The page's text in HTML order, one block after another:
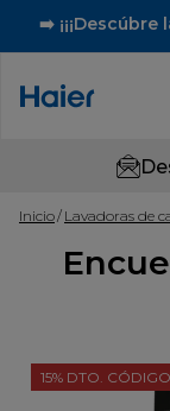
➡️
Inicio Lavadoras de
15% DTO.